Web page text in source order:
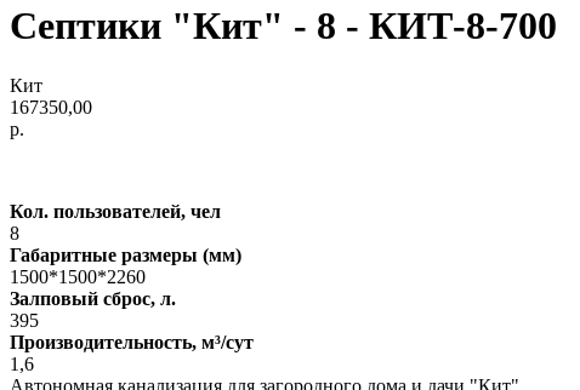
Септики "Кит" - 8 - КИТ-8-700
Кит
167350,00
р.
Кол. пользователей, чел
8
Габаритные размеры (мм)
1500*1500*2260
Залповый сброс, л.
395
Производительность, м³/сут
1,6
Автономная канализация для загородного дома и дачи "Кит"